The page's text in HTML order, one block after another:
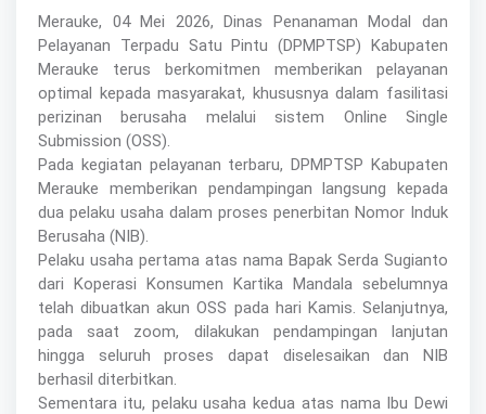
Merauke, 04 Mei 2026, Dinas Penanaman Modal dan
Pelayanan Terpadu Satu Pintu (DPMPTSP) Kabupaten
Merauke terus berkomitmen memberikan pelayanan
optimal kepada masyarakat, khususnya dalam fasilitasi
perizinan berusaha melalui sistem Online Single
Submission (OSS).
Pada kegiatan pelayanan terbaru, DPMPTSP Kabupaten
Merauke memberikan pendampingan langsung kepada
dua pelaku usaha dalam proses penerbitan Nomor Induk
Berusaha (NIB).
Pelaku usaha pertama atas nama Bapak Serda Sugianto
dari Koperasi Konsumen Kartika Mandala sebelumnya
telah dibuatkan akun OSS pada hari Kamis. Selanjutnya,
pada saat zoom, dilakukan pendampingan lanjutan
hingga seluruh proses dapat diselesaikan dan NIB
berhasil diterbitkan.
Sementara itu, pelaku usaha kedua atas nama Ibu Dewi